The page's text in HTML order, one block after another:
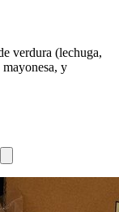
verdura (lechuga,
y